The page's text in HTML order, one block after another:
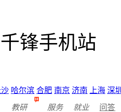
锋手机站
哈尔滨 合肥 南京 济南 上海 深
教研 服务 就业 问答